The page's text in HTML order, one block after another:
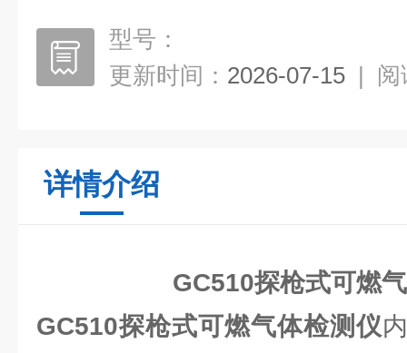
型号：
更新时间： 2026-07-15 | 阅
详情介绍
GC510探枪式可燃
GC510探枪式可燃气体检测仪